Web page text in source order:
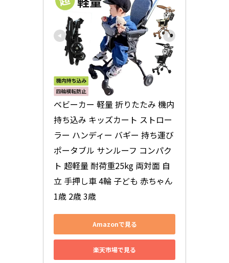
ベビーカー 軽量 折りたたみ 機内
持ち込み キッズカート ストロー
ラー ハンディー バギー 持ち運び
ポータブル サンルーフ コンパク
ト 超軽量 耐荷重25kg 両対面 自
立 手押し車 4輪 子ども 赤ちゃん
1歳 2歳 3歳
Amazonで見る
楽天市場で見る